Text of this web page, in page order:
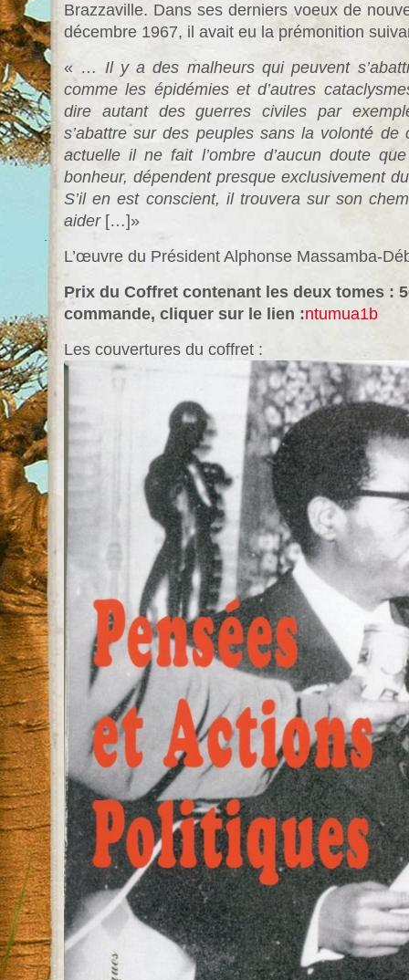
Brazzaville. Dans ses derniers voeux de
décembre 1967, il avait eu la prémonition
« … Il y a des malheurs qui peuvent
comme les épidémies et d’autres
dire autant des guerres civiles par
s’abattre sur des peuples sans la volonté
actuelle il ne fait l’ombre d’aucun doute
bonheur, dépendent presque exclusivement
S’il en est conscient, il trouvera sur son
aider[…]»
L’œuvre du Président Alphonse Massamba-
Prix du Coffret contenant les deux tomes :
commande, cliquer sur le lien :ntumua1b
Les couvertures du coffret :